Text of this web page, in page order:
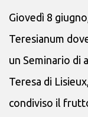
Giovedì 8
Teresianum
un Seminario di
Teresa di
condiviso il